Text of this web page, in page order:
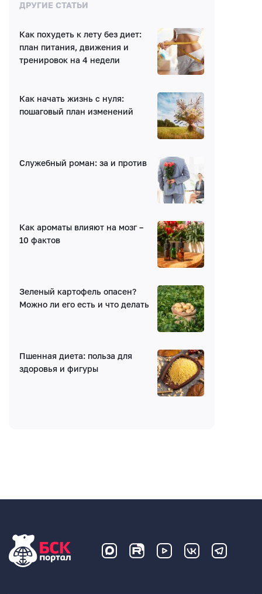
Нет комментариев
Имя*
Получать уведомления об ответах
Введите код:
ДРУГИЕ СТАТЬИ
Как похудеть к лету без диет:
план питания, движения и
тренировок на 4 недели
Как начать жизнь с нуля:
пошаговый план изменений
Служебный роман: за и против
Как ароматы влияют на мозг –
10 фактов
Зеленый картофель опасен?
Можно ли его есть и что делать
Пшенная диета: польза для
здоровья и фигуры